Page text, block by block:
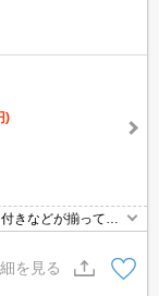
)
きなどが揃ってお
ーホン越しに来訪
にも繋がります。
ので、衣類や履き
ートです。
を見る